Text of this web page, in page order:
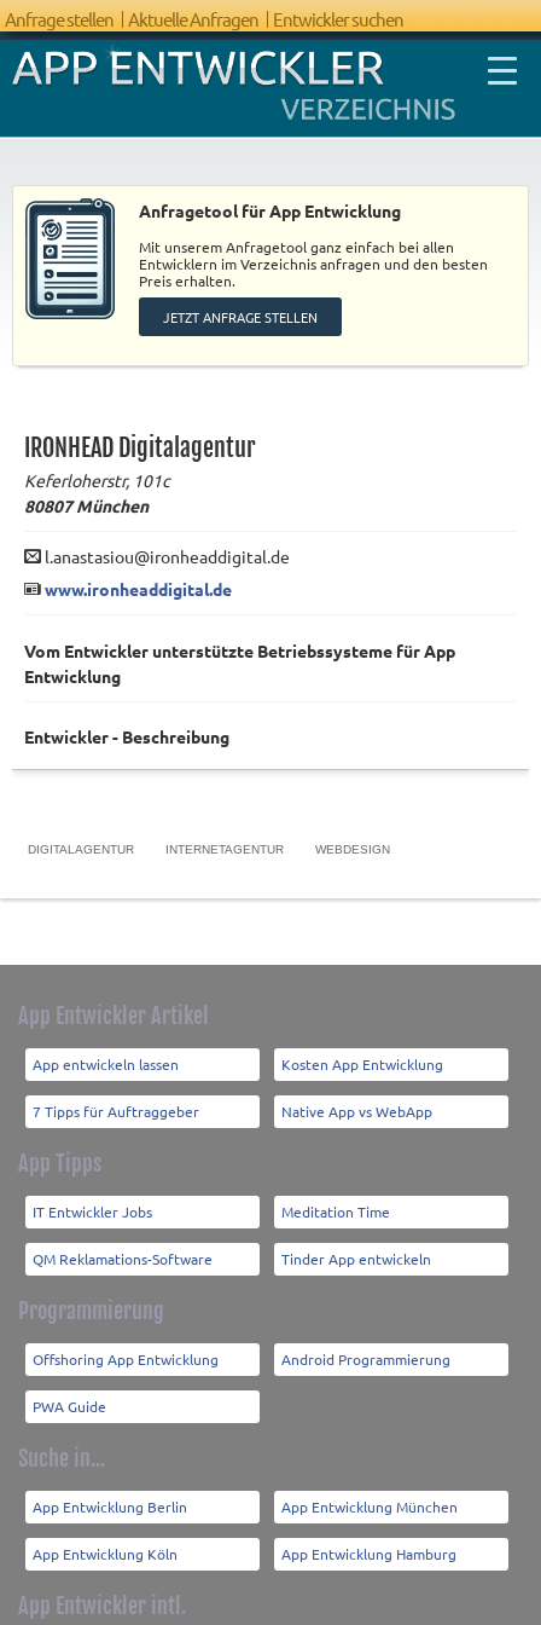
Anfrage stellen Aktuelle Anfragen Entwickler suchen
Anfragetool für App Entwicklung
Mit unserem Anfragetool ganz einfach bei allen
Entwicklern im Verzeichnis anfragen und den besten
Preis erhalten.
JETZT ANFRAGE STELLEN
IRONHEAD Digitalagentur
Keferloherstr, 101c
80807München
l.anastasiou@ironheaddigital.de
www.ironheaddigital.de
Vom Entwickler unterstützte Betriebssysteme für App
Entwicklung
Entwickler - Beschreibung
DIGITALAGENTUR INTERNETAGENTUR WEBDESIGN
App Entwickler Artikel
App entwickeln lassen Kosten App Entwicklung
7 Tipps für Auftraggeber Native App vs WebApp
App Tipps
IT Entwickler Jobs Meditation Time
QM Reklamations-Software Tinder App entwickeln
Programmierung
Offshoring App Entwicklung Android Programmierung
PWA Guide
Suche in...
App Entwicklung Berlin App Entwicklung München
App Entwicklung Köln App Entwicklung Hamburg
App Entwickler intl.